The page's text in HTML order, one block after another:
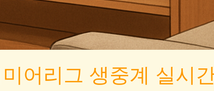
어리그 생중계 실시